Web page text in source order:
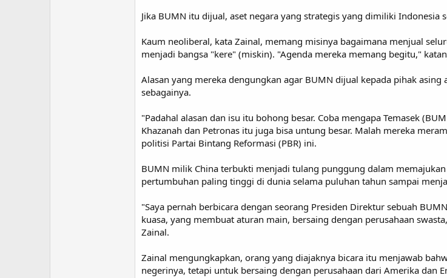
Jika BUMN itu dijual, aset negara yang strategis yang dimiliki Indonesia
Kaum neoliberal, kata Zainal, memang misinya bagaimana menjual
menjadi bangsa "kere" (miskin). "Agenda mereka memang begitu,"
Alasan yang mereka dengungkan agar BUMN dijual kepada pihak
sebagainya.
"Padahal alasan dan isu itu bohong besar. Coba mengapa Temasek
Khazanah dan Petronas itu juga bisa untung besar. Malah mereka
politisi Partai Bintang Reformasi (PBR) ini.
BUMN milik China terbukti menjadi tulang punggung dalam
pertumbuhan paling tinggi di dunia selama puluhan tahun sampai
"Saya pernah berbicara dengan seorang Presiden Direktur sebuah
kuasa, yang membuat aturan main, bersaing dengan perusahaan
Zainal.
Zainal mengungkapkan, orang yang diajaknya bicara itu menjawab
negerinya, tetapi untuk bersaing dengan perusahaan dari Amerika dan